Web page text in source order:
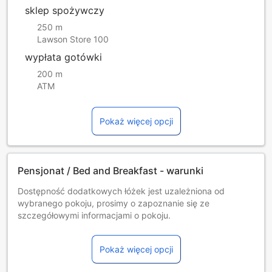
sklep spożywczy
250 m
Lawson Store 100
wypłata gotówki
200 m
ATM
Pokaż więcej opcji
Pensjonat / Bed and Breakfast - warunki
Dostępność dodatkowych łóżek jest uzależniona od
wybranego pokoju, prosimy o zapoznanie się ze
szczegółowymi informacjami o pokoju.
różne regulaminy i dodatkowe opłaty.
Minimalny wiek gości: 10 rok/lat(a).
Pokaż więcej opcji